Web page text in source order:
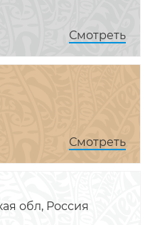
Смотреть
Смотреть
обл, Россия